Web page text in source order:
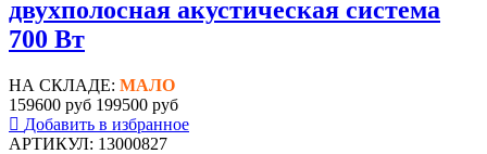
двухполосная акустическая система
700 Вт
НА СКЛАДЕ: МАЛО
159600 руб 199500 руб
Добавить в избранное
АРТИКУЛ: 13000827